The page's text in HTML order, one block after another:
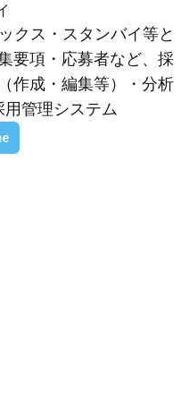
クス・スタンバイ等と
要項・応募者など、採
作成・編集等）・分析
管理システム